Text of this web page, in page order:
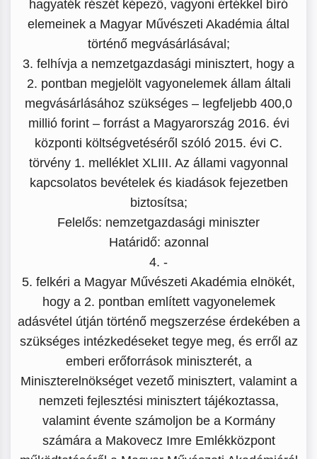
hagyaték részét képező, vagyoni értékkel bíró
elemeinek a Magyar Művészeti Akadémia által
történő megvásárlásával;
3. felhívja a nemzetgazdasági minisztert, hogy a
2. pontban megjelölt vagyonelemek állam általi
megvásárlásához szükséges – legfeljebb 400,0
millió forint – forrást a Magyarország 2016. évi
központi költségvetéséről szóló 2015. évi C.
törvény 1. melléklet XLIII. Az állami vagyonnal
kapcsolatos bevételek és kiadások fejezetben
biztosítsa;
Felelős: nemzetgazdasági miniszter
Határidő: azonnal
4. -
5. felkéri a Magyar Művészeti Akadémia elnökét,
hogy a 2. pontban említett vagyonelemek
adásvétel útján történő megszerzése érdekében a
szükséges intézkedéseket tegye meg, és erről az
emberi erőforrások miniszterét, a
Miniszterelnökséget vezető minisztert, valamint a
nemzeti fejlesztési minisztert tájékoztassa,
valamint évente számoljon be a Kormány
számára a Makovecz Imre Emlékközpont